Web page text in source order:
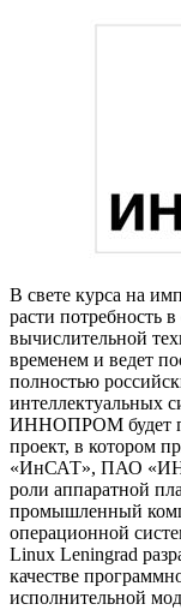
В свете курса на
расти потребность
вычислительной
временем и ведет
полностью
интеллектуальных
ИННОПРОМ будет
проект, в котором
«ИнСАТ», ПАО
роли аппаратной
промышленный
операционной
Linux Leningrad
качестве
исполнительной